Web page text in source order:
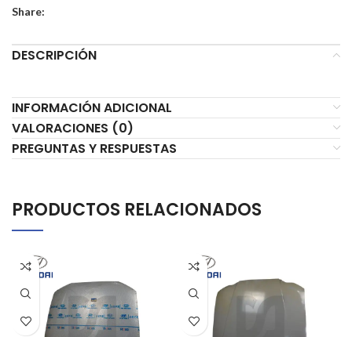
Share:
DESCRIPCIÓN
INFORMACIÓN ADICIONAL
VALORACIONES (0)
PREGUNTAS Y RESPUESTAS
PRODUCTOS RELACIONADOS